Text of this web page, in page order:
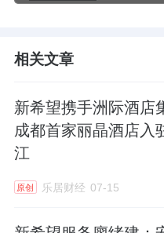
相关文章
新希望携手洲际酒店
成都首家丽晶酒店入
江
原创 乐居财经 07-15